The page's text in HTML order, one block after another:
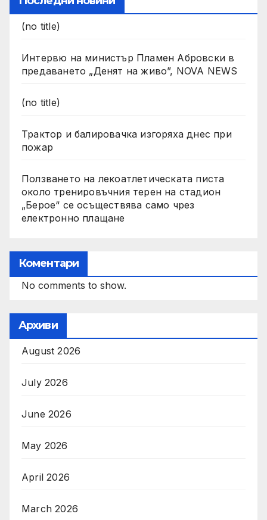
(no title)
Интервю на министър Пламен Абровски в
предаването „Денят на живо”, NOVA NEWS
(no title)
Трактор и балировачка изгоряха днес при
пожар
Ползването на лекоатлетическата писта
около тренировъчния терен на стадион
„Берое“ се осъществява само чрез
електронно плащане
Коментари
No comments to show.
Архиви
August 2026
July 2026
June 2026
May 2026
April 2026
March 2026